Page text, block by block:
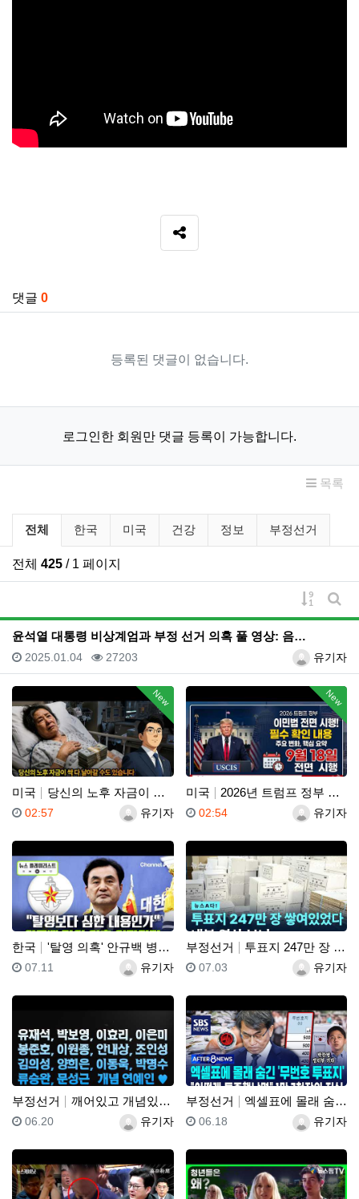
SNS 공유
댓글 0
등록된 댓글이 없습니다.
로그인한 회원만 댓글 등록이 가능합니다.
목록
유튜브 뉴스 분류 목록
전체 한국 미국 건강 정보 부정선거
전체 425 / 1 페이지
게시물
게
윤석열 대통령 비상계엄과 부정 선거 의혹 풀 영상: 음…
등록자유기자
등록일
2025.01.04 조회
27203
New
미국 당신의 노후 자금이 싹 다 날아갈 수도 있습니다, 롱텀…
등록자유기자
등록일
02:57
New
미국 2026년 트럼프 정부 이민법 전면 시행 꼭 알아야 할…
등록자유기자
등록일
02:54
한국 '탈영 의혹' 안규백 병적 공개 거부에 한동훈 "탈영보…
등록자유기자
등록일
07.11
부정선거 투표지 247만 장 쌓여있었다 내부 영상 보니
등록자유기자
등록일
07.03
부정선거 깨어있고 개념있고 소신있는 박보영, 유재석, 이효리, …
등록자유기자
등록일
06.20
부정선거 엑셀표에 몰래 숨긴 '무번호 투표지'.."어떻게 특종했…
등록자유기자
등록일
06.18